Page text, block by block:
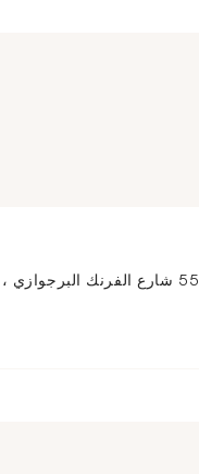
55 شارع الفرنك البرجوازي ، 75004 باريس